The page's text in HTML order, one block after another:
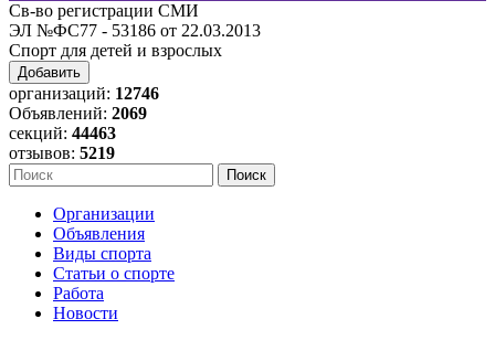
Св-во регистрации СМИ
ЭЛ №ФС77 - 53186 от 22.03.2013
Спорт для детей и взрослых
Добавить
организаций: 12746
Объявлений: 2069
секций: 44463
отзывов: 5219
Организации
Объявления
Виды спорта
Статьи о спорте
Работа
Новости